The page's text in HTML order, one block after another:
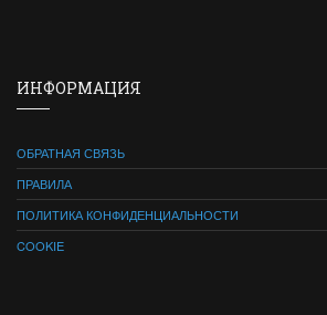
ИНФОРМАЦИЯ
ОБРАТНАЯ СВЯЗЬ
ПРАВИЛА
ПОЛИТИКА КОНФИДЕНЦИАЛЬНОСТИ
COOKIE